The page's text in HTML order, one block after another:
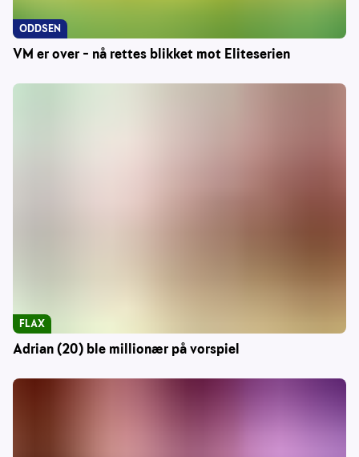
VM er over – nå rettes blikket mot Eliteserien
ODDSEN
Adrian (20) ble millionær på vorspiel
FLAX